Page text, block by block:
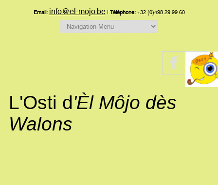
Email: info@el-mojo.be| Téléphone:+32 (0)498 29 99 60
L'Osti d'Èl Môjo dès
Walons